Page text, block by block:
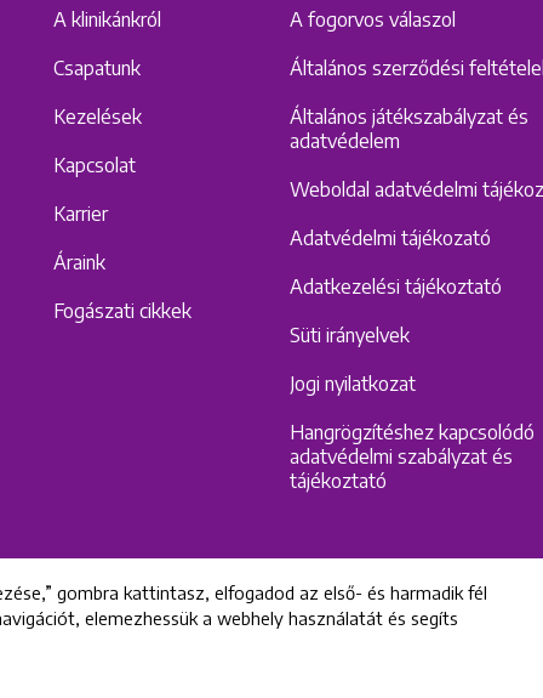
A klinikánkról
Csapatunk
Kezelések
Kapcsolat
Karrier
Áraink
Fogászati cikkek
A fogorvos válaszol
Általános szerződési
Általános játékszabályzat és
adatvédelem
Weboldal adatvédelmi
Adatvédelmi tájékozató
Adatkezelési tájékoztató
Süti irányelvek
Jogi nyilatkozat
Hangrögzítéshez kapcsolódó
adatvédelmi szabályzat és
tájékoztató
All rights reserved © 2022 Uniklinik Dental and Implant Center
gombra kattintasz, elfogadod az első- és harmadik fél
elemezhessük a webhely használatát és segíts